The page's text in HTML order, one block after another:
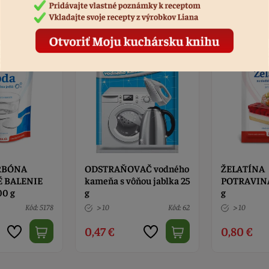
vodného
jablka 25
Kód: 62
ŽELATÍNA
POTRAVINÁRSKA číra 20
g
> 10 Kód: 7209
0,80 €
ŽELATÍNA
1kg
> 10
15,90 €